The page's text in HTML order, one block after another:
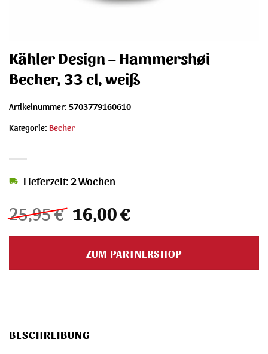
Kähler Design – Hammershøi
Becher, 33 cl, weiß
25,95€ Ursprünglicher
Preis
war:
25,95 €
16,00€Aktueller
ist:
16,00 €.
Lieferzeit: 2 Wochen
ZUM PARTNERSHOP
Artikelnummer: 5703779160610
Kategorie: Becher
BESCHREIBUNG